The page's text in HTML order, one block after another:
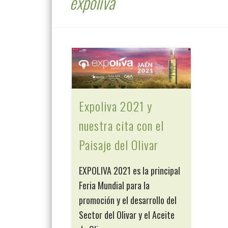
Expoliva 2021 y
nuestra cita con el
Paisaje del Olivar
EXPOLIVA 2021 es la principal
Feria Mundial para la
promoción y el desarrollo del
Sector del Olivar y el Aceite